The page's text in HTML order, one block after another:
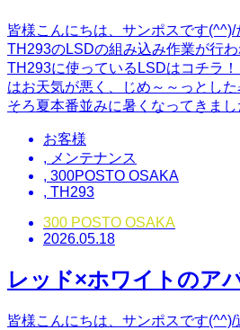
皆様こんにちは、サンポスです
TH293のLSDの組み込み作業が行
TH293に使っているLSDはコチラ
はお天気が悪く、じめ～～っとし
そろ夏本番並みに暑くなってきまし
お客様
, メンテナンス
, 300POSTO OSAKA
, TH293
300 POSTO OSAKA
2026.05.18
レッド×ホワイトのア
皆様こんにちは、サンポスです